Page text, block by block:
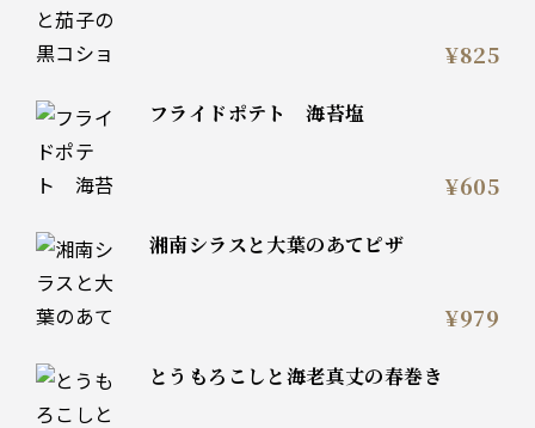
¥825
フライドポテト 海苔塩
¥605
湘南シラスと大葉のあてピザ
¥979
とうもろこしと海老真丈の春巻き